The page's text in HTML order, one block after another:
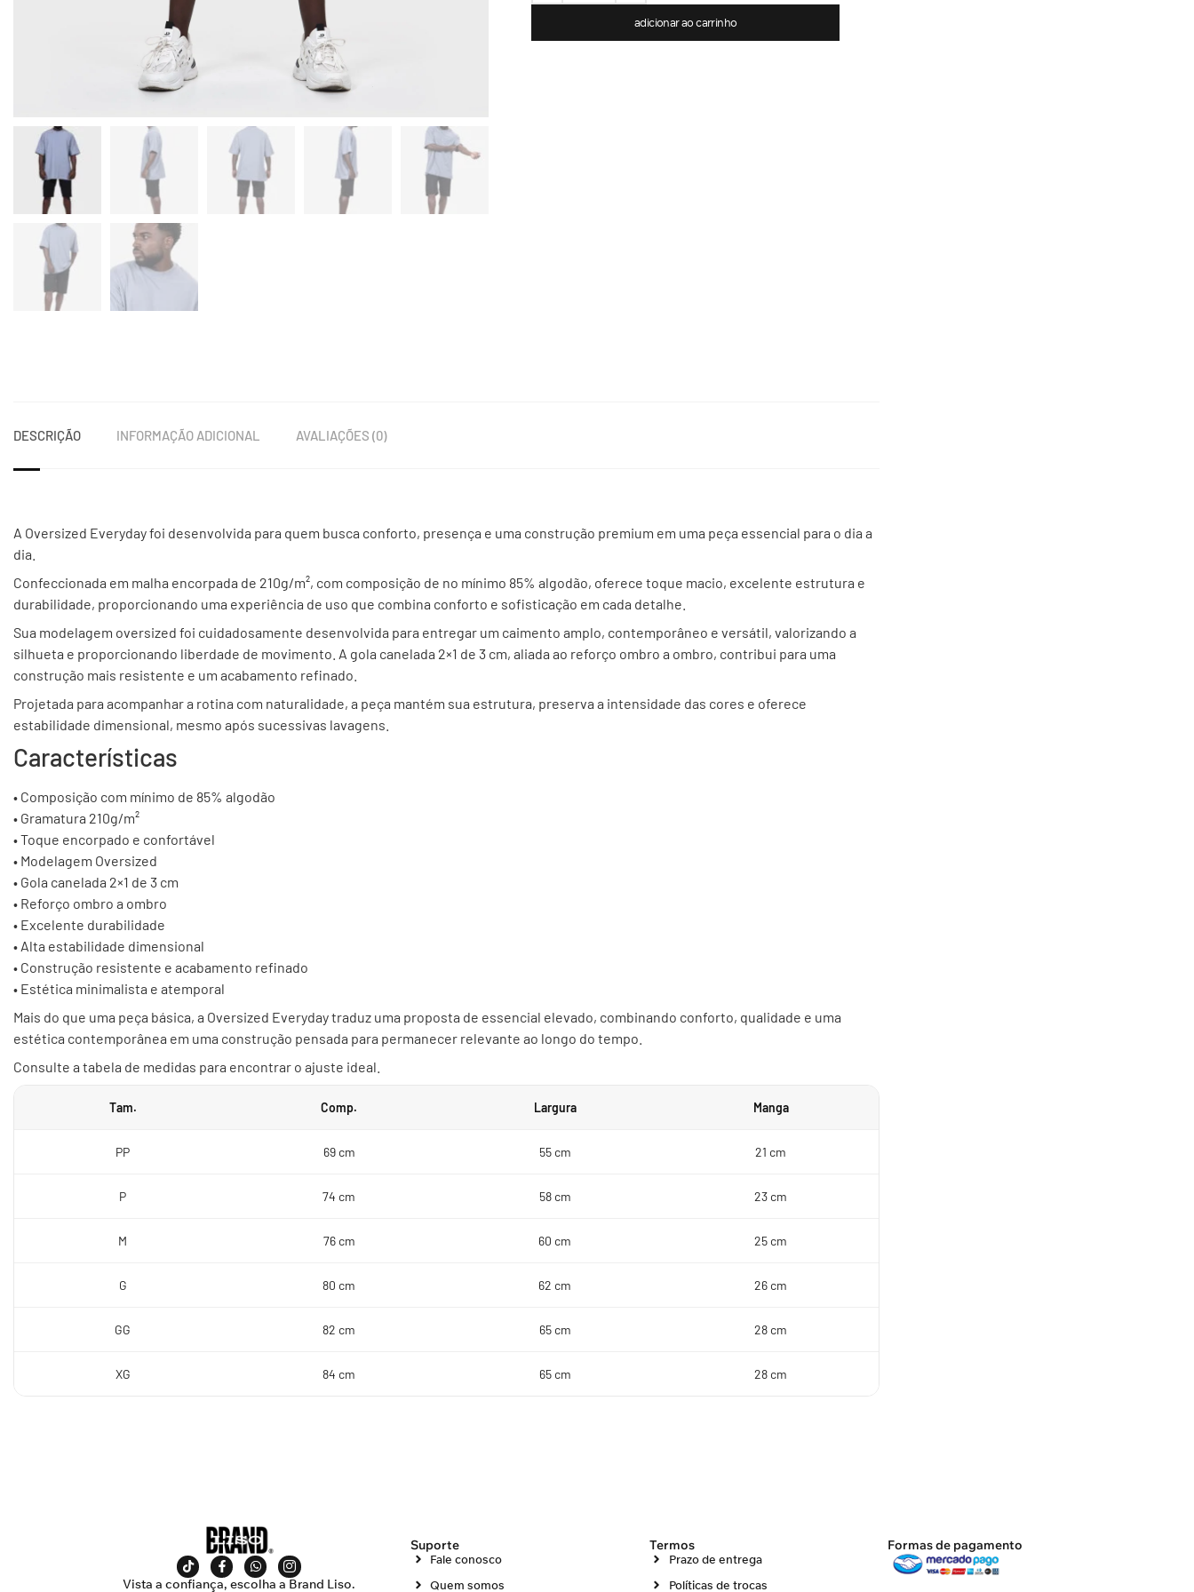
adicionar ao carrinho
DESCRIÇÃO INFORMAÇÃO ADICIONAL AVALIAÇÕES (0)
A Oversized Everyday foi desenvolvida para quem busca conforto, presença e uma construção premium em uma peça essencial para o dia a
dia.
Confeccionada em malha encorpada de 210g/m², com composição de no mínimo 85% algodão, oferece toque macio, excelente estrutura e
durabilidade, proporcionando uma experiência de uso que combina conforto e sofisticação em cada detalhe.
Sua modelagem oversized foi cuidadosamente desenvolvida para entregar um caimento amplo, contemporâneo e versátil, valorizando a
silhueta e proporcionando liberdade de movimento. A gola canelada 2×1 de 3 cm, aliada ao reforço ombro a ombro, contribui para uma
construção mais resistente e um acabamento refinado.
Projetada para acompanhar a rotina com naturalidade, a peça mantém sua estrutura, preserva a intensidade das cores e oferece
estabilidade dimensional, mesmo após sucessivas lavagens.
Características
• Composição com mínimo de 85% algodão
• Gramatura 210g/m²
• Toque encorpado e confortável
• Modelagem Oversized
• Gola canelada 2×1 de 3 cm
• Reforço ombro a ombro
• Excelente durabilidade
• Alta estabilidade dimensional
• Construção resistente e acabamento refinado
• Estética minimalista e atemporal
Mais do que uma peça básica, a Oversized Everyday traduz uma proposta de essencial elevado, combinando conforto, qualidade e uma
estética contemporânea em uma construção pensada para permanecer relevante ao longo do tempo.
Consulte a tabela de medidas para encontrar o ajuste ideal.
Tam. Comp. Largura Manga
PP 69 cm 55 cm 21 cm
P 74 cm 58 cm 23 cm
M 76 cm 60 cm 25 cm
G 80 cm 62 cm 26 cm
GG 82 cm 65 cm 28 cm
XG 84 cm 65 cm 28 cm
Vista a confiança, escolha a Brand Liso.
Suporte
Fale conosco
Quem somos
Termos
Prazo de entrega
Políticas de trocas
Formas de pagamento